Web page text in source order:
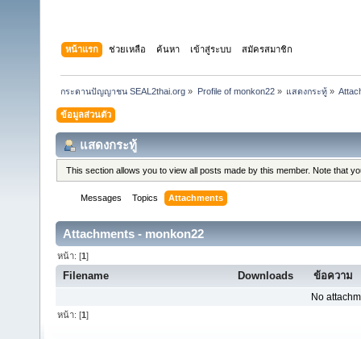
หน้าแรก ช่วยเหลือ ค้นหา เข้าสู่ระบบ สมัครสมาชิก
กระดานปัญญาชน SEAL2thai.org » Profile of monkon22» แสดงกระทู้»
ข้อมูลส่วนตัว
แสดงกระทู้
This section allows you to view all posts made by this member. Note that
Messages Topics Attachments
Attachments - monkon22
หน้า: [1]
Filename Downloads ข้อความ
No
หน้า: [1]